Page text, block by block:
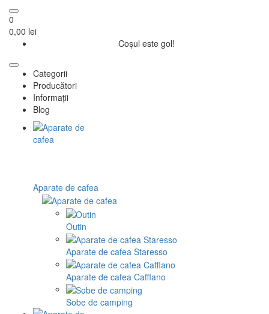
0
0,00 lei
Coșul este gol!
Categorii
Producători
Informații
Blog
Aparate de cafea
Outin
Aparate de cafea Staresso
Aparate de cafea Cafflano
Sobe de camping